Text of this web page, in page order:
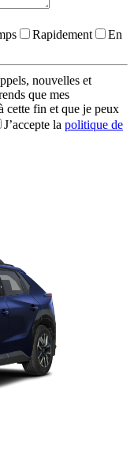
Rapidement
En
nouvelles et
que mes
cette fin et que je peux
J’accepte la politique de